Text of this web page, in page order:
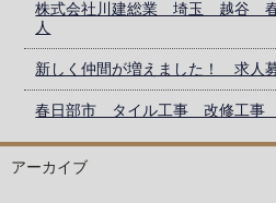
株式会社川建総業 埼玉 越谷
人
新しく仲間が増えました！ 求人
春日部市 タイル工事 改修工事
アーカイブ